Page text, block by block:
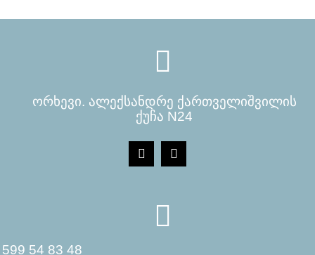
ორხევი. ალექსანდრე ქართველიშვილის
ქუჩა N24
54 83 48